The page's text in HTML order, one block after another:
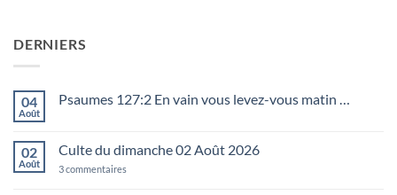
DERNIERS
04
Août
Psaumes 127:2 En vain vous levez-vous matin …
Psaumes
En
02
Août
Culte du dimanche 02 Août 2026
3 commentaires